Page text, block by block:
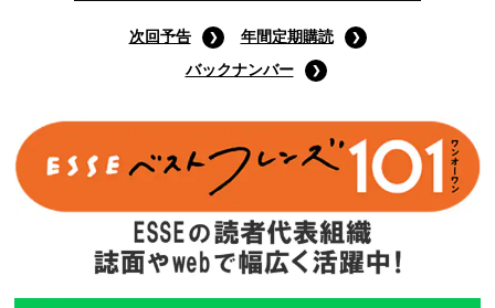
次回予告
年間定期購読
バックナンバー